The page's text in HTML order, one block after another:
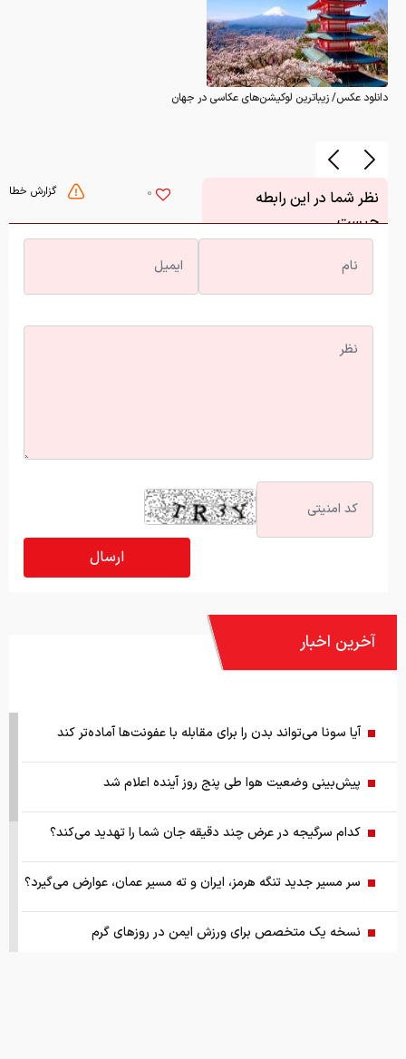
دانلود عکس/ زیباترین لوکیشن‌های عکاسی در جهان
گزارش خطا 0
نظر شما در این رابطه
چیست
آخرین اخبار
آیا سونا می‌تواند بدن را برای مقابله با عفونت‌ها آماده‌تر کند
پیش‌بینی وضعیت هوا طی پنج روز آینده اعلام شد
کدام سرگیجه در عرض چند دقیقه جان شما را تهدید می‌کند؟
سر مسیر جدید تنگه هرمز، ایران و ته مسیر عمان، عوارض می‌گیرد؟
نسخه یک متخصص برای ورزش ایمن در روزهای گرم